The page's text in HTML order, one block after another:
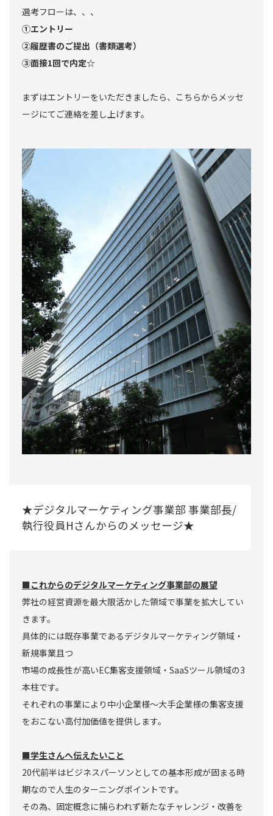
選考フローは、、、
①エントリー
②履歴書のご提出（書類選考）
③面接1回で内定☆
まずはエントリーをいただきましたら、こちらからメッセ
ージにてご連絡を差し上げます。
★デジタルマーケティング事業部 事業部長/
執行役員Hさんからのメッセージ★
■これからのデジタルマーケティング事業部の展望
弊社の経営資源を最大限活かした領域で事業を拡大してい
きます。
具体的には既存事業であるデジタルマーケティング領域・
新規事業且つ
市場の成長性が高いEC集客支援領域・SaaSツール領域の3
本柱です。
それぞれの事業により中小企業様～大手企業様の集客支援
をおこない高付加価値を提供します。
■学生さんへ伝えたいこと
20代前半はビジネスパーソンとしての基本形成が固まる時
期なので人生のターニングポイントです。
その為、固定概念に捕らわれず新たなチャレンジ・改善を